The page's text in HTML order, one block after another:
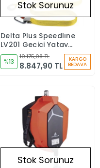
Stokta Yok
Stok Sorunuz
Delta Plus Speedlıne
LV201 Geçici Yatay
Yaşam Hattı Halatı
%13
10.175,08 TL
8.847,90 TL
KARGO
BEDAVA
Stok Sorunuz